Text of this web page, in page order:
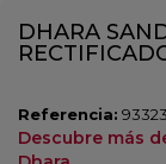
DHARA
Referencia:
Descubre más